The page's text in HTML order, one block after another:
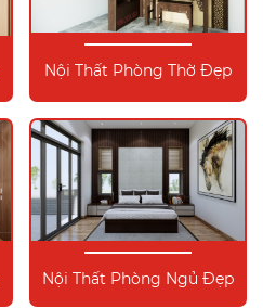
Nội Thất Phòng Thờ Đẹp
Nội Thất Phòng Ngủ Đẹp